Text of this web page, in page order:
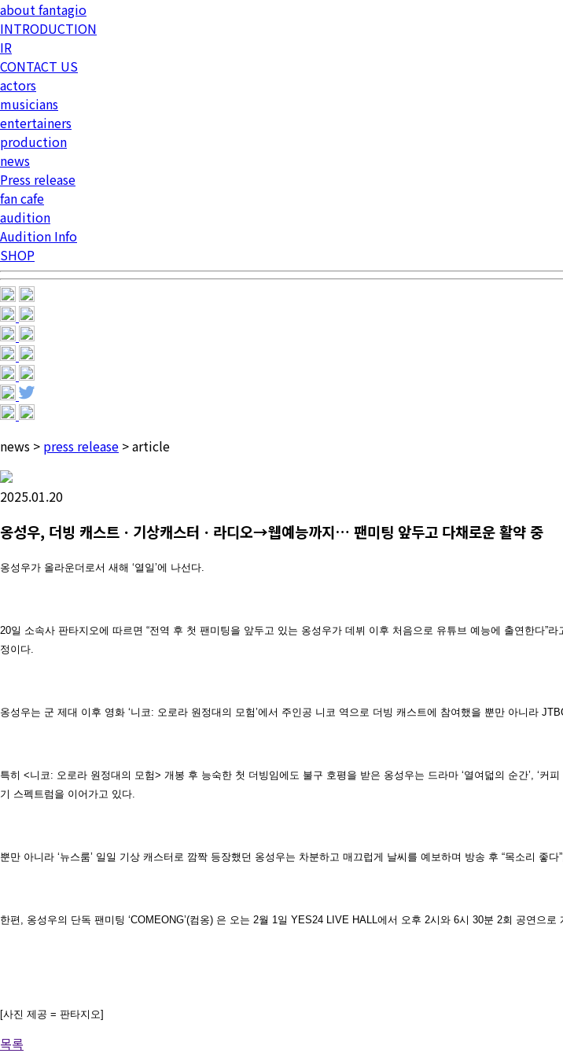
about fantagio
INTRODUCTION
IR
CONTACT US
actors
musicians
entertainers
production
news
Press release
fan cafe
audition
Audition Info
SHOP
news > press release >article
2025.01.20
옹성우, 더빙 캐스트ㆍ기상캐스터ㆍ라디오→웹예능까지… 팬미팅 앞두고 다채로운 활약 중
옹성우가 올라운더로서 새해 ‘열일’에 나선다.
20일 소속사 판타지오에 따르면 “전역 후 첫 팬미팅을 앞두고 있는 옹성우가 데뷔 이후 처음으로 유튜브 예능에 출연한다”
정이다.
옹성우는 군 제대 이후 영화 ‘니코: 오로라 원정대의 모험’에서 주인공 니코 역으로 더빙 캐스트에 참여했을 뿐만 아니라
특히 <니코: 오로라 원정대의 모험> 개봉 후 능숙한 첫 더빙임에도 불구 호평을 받은 옹성우는 드라마 ‘열여덟의 순간’, ‘커
기 스펙트럼을 이어가고 있다.
뿐만 아니라 ‘뉴스룸’ 일일 기상 캐스터로 깜짝 등장했던 옹성우는 차분하고 매끄럽게 날씨를 예보하며 방송 후 “목소리 좋
한편, 옹성우의 단독 팬미팅 ‘COMEONG’(컴옹) 은 오는 2월 1일 YES24 LIVE HALL에서 오후 2시와 6시 30분 2회 공연으로
[사진 제공 = 판타지오]
목록